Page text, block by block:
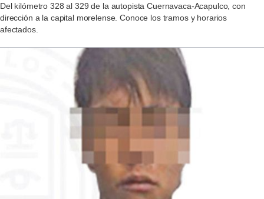
Del kilómetro 328 al 329 de la autopista Cuernavaca-Acapulco, con
dirección a la capital morelense. Conoce los tramos y horarios
afectados.